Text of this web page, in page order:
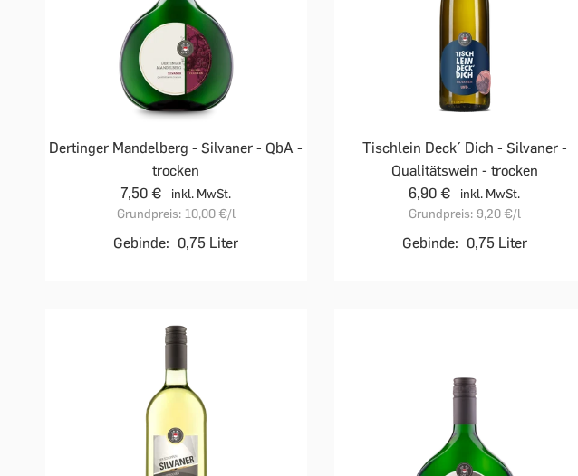
Dertinger Mandelberg - Silvaner - QbA -
trocken
7,50 €
inkl. MwSt.
Grundpreis: 10,00 €/l
Gebinde: 0,75 Liter
Tischlein Deck´ Dich - Silvaner -
Qualitätswein - trocken
6,90 €
inkl. MwSt.
Grundpreis: 9,20 €/l
Gebinde: 0,75 Liter